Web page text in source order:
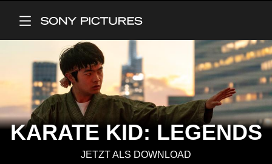
KARATE KID: LEGENDS
JETZT ALS DOWNLOAD